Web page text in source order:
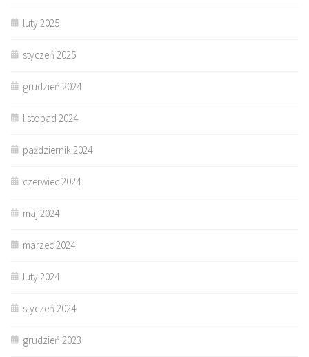
luty 2025
styczeń 2025
grudzień 2024
listopad 2024
październik 2024
czerwiec 2024
maj 2024
marzec 2024
luty 2024
styczeń 2024
grudzień 2023